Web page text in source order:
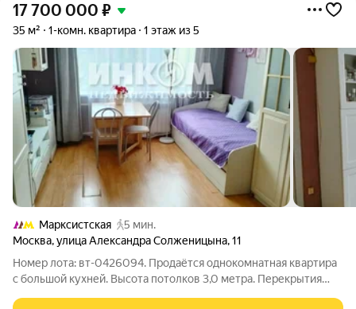
17 700 000 ₽
35 м² 1-комн. квартира 1 этаж из 5
Марксистская
5 мин.
Москва,улица Александра Солженицына,11
Номер лота: вт-0426094. Продаётся однокомнатная квартира
с большой кухней. Высота потолков 3,0 метра. Перекрытия